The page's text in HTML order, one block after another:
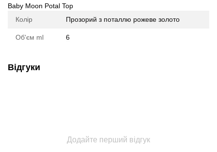
Baby Moon Potal Top
Колір
Прозорий з поталлю рожеве золото
Об'єм ml 6
Відгуки
Додайте перший відгук